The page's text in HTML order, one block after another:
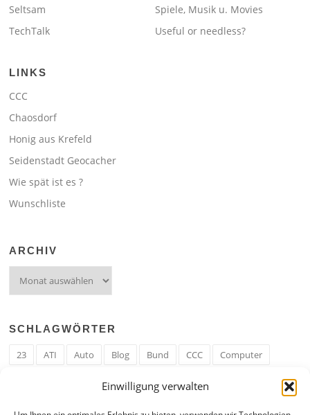
Einwilligung verwalten
Seltsam
Spiele, Musik u. Movies
TechTalk
Useful or needless?
LINKS
CCC
Chaosdorf
Honig aus Krefeld
Seidenstadt Geocacher
Wie spät ist es ?
Wunschliste
ARCHIV
SCHLAGWÖRTER
23 ATI Auto Blog Bund CCC
Computer